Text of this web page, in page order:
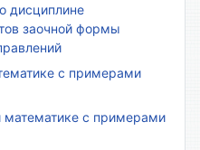
дисциплине
заочной формы
с примерами
математике с примерами